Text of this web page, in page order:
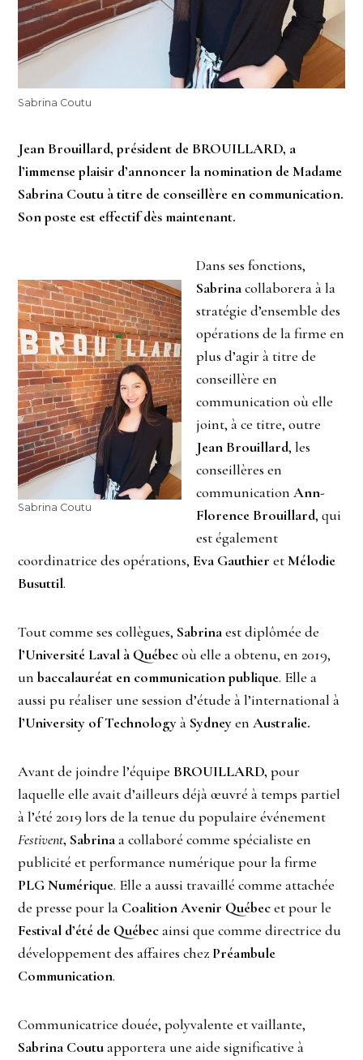
Sabrina Coutu
Jean Brouillard, président de BROUILLARD, a
l’immense plaisir d’annoncer la nomination de Madame
Sabrina Coutu à titre de conseillère en communication.
Son poste est effectif dès maintenant.
Sabrina Coutu
Dans ses fonctions,
Sabrinacollaborera à la
stratégie d’ensemble des
opérations de la firme en
plus d’agir à titre de
conseillère en
communication où elle
joint, à ce titre, outre
Jean Brouillard, les
conseillères en
communication Ann-
Florence Brouillard, qui
est également
coordinatrice des opérations, Eva Gauthier etMélodie
Busuttil.
Tout comme ses collègues, Sabrinaest diplômée de
l’Université Laval à Québecoù elle a obtenu, en 2019,
unbaccalauréat en communication publique. Elle a
aussi pu réaliser une session d’étude à l’international à
l’University of Technologyà Sydneyen Australie.
Avant de joindre l’équipe BROUILLARD,pour
laquelle elle avait d’ailleurs déjà œuvré à temps partiel
à l’été 2019 lors de la tenue du populaire événement
Festivent, Sabrinaa collaboré comme spécialiste en
publicité et performance numérique pour la firme
PLG Numérique. Elle a aussi travaillé comme attachée
de presse pour la Coalition Avenir Québecet pour le
Festival d’été de Québecainsi que comme directrice du
développement des affaires chez Préambule
Communication.
Communicatrice douée, polyvalente et vaillante,
Sabrina Coutuapportera une aide significative à